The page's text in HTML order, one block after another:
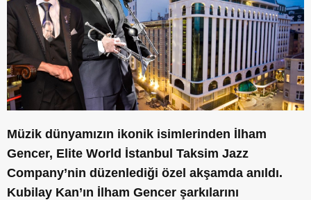
Müzik dünyamızın ikonik isimlerinden İlham
Gencer, Elite World İstanbul Taksim Jazz
Company’nin düzenlediği özel akşamda anıldı.
Kubilay Kan’ın İlham Gencer şarkılarını